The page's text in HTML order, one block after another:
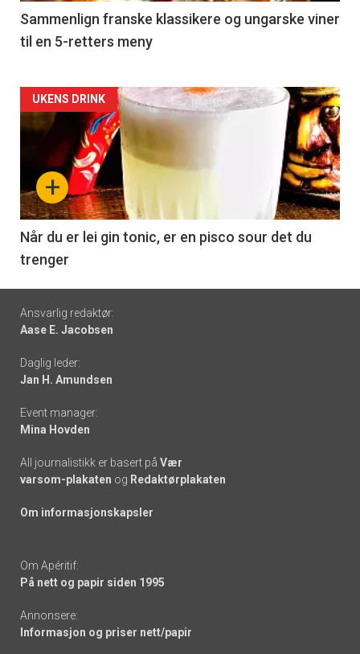
5
Sammenlign franske klassikere og ungarske viner
til en 5-retters meny
Forsiden
akkurat
nå
-
6
+
UKENS DRINK
Når du er lei gin tonic, er en pisco sour det du
trenger
Footer
-
links
Ansvarlig redaktør:
Aase E. Jacobsen
Daglig leder:
Jan H. Amundsen
Event manager:
Mina Hovden
All journalistikk er basert på Vær
varsom-plakaten og Redaktørplakaten
Om informasjonskapsler
Om Apéritif:
På nett og papir siden 1995
Annonsere:
Informasjon og priser nett/papir